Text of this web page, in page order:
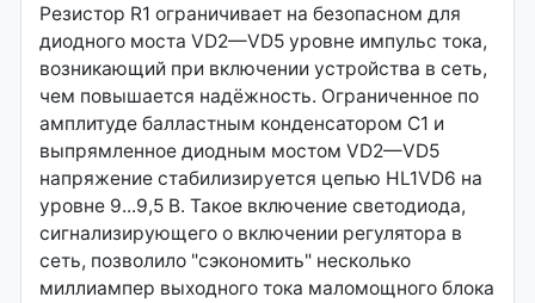
Резистор R1 ограничивает на безопасном для
диодного моста VD2—VD5 уровне импульс тока,
возникающий при включении устройства в сеть,
чем повышается надёжность. Ограниченное по
амплитуде балластным конденсатором С1 и
выпрямленное диодным мостом VD2—VD5
напряжение стабилизируется цепью HL1VD6 на
уровне 9...9,5 В. Такое включение светодиода,
сигнализирующего о включении регулятора в
сеть, позволило "сэкономить" несколько
миллиампер выходного тока маломощного блока